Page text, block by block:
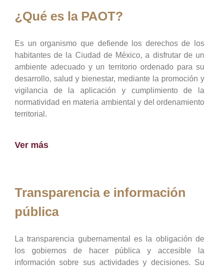
¿Qué es la PAOT?
Es un organismo que defiende los derechos de los
habitantes de la Ciudad de México, a disfrutar de un
ambiente adecuado y un territorio ordenado para su
desarrollo, salud y bienestar, mediante la promoción y
vigilancia de la aplicación y cumplimiento de la
normatividad en materia ambiental y del ordenamiento
territorial.
Ver más
Transparencia e información
pública
La transparencia gubernamental es la obligación de
los gobiernos de hacer pública y accesible la
información sobre sus actividades y decisiones. Su